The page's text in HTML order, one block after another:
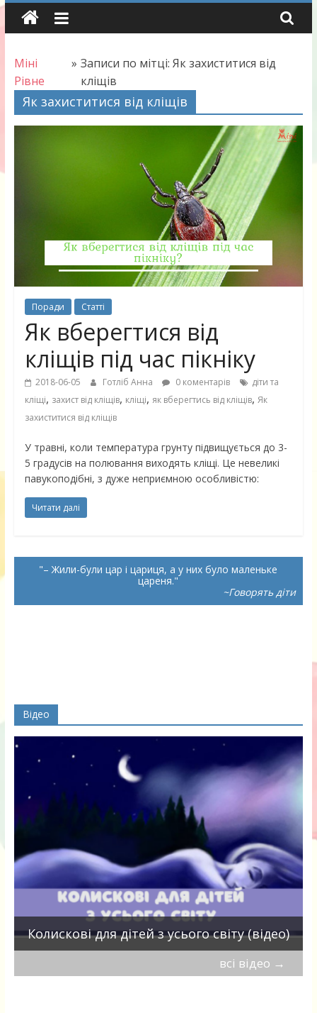
Skip
Міні
Рівне
» Записи по мітці: Як захиститися від
кліщів
Як захиститися від кліщів
Поради Статті
Як вберегтися від
кліщів під час пікніку
2018-06-05 Готліб Анна 0 коментарів
діти та
кліщі, захист від кліщів, кліщі, як вберегтись від кліщів, Як
захиститися від кліщів
У травні, коли температура грунту підвищується до 3-
5 градусів на полювання виходять кліщі. Це невеликі
павукоподібні, з дуже неприємною особливістю:
Читати далі
– Жили-були цар і цариця, а у них було маленьке
цареня.
~Говорять діти
Відео
Колискові для дітей з усього світу (відео)
всі відео →